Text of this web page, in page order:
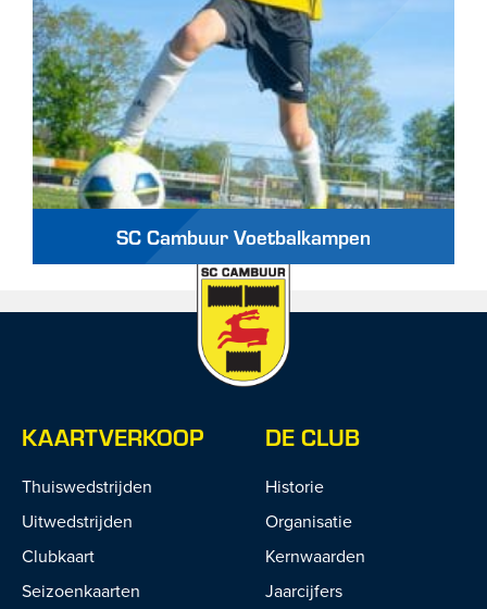
SC Cambuur Voetbalkampen
KAARTVERKOOP
Thuiswedstrijden
Uitwedstrijden
Clubkaart
Seizoenkaarten
DE CLUB
Historie
Organisatie
Kernwaarden
Jaarcijfers